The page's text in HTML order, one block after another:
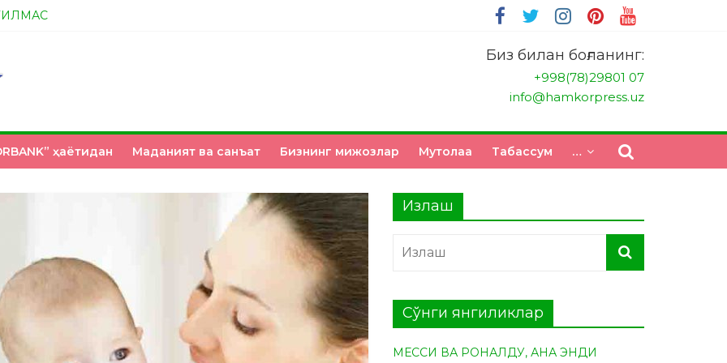
Биз билан боғланинг:
+998(78)29801 07
info@hamkorpress.uz
ҳаётидан Маданият ва санъат Бизнинг мижозлар Мутолаа Табасcум …
Излаш
Сўнги янгиликлар
МЕССИ ВА РОНАЛДУ, АНА ЭНДИ